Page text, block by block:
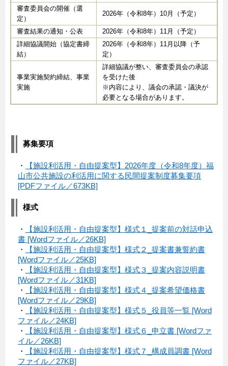
審査委員会の開催（選
定）
2026年（令和8年）10月（予定）
審査結果の通知・公表
2026年（令和8年）11月（予定）
詳細協議開始（協定書締
結）
2026年（令和8年）11月以降（予
定）
事業実施契約締結、事業
実施
詳細協議が整い、審査委員会の承認
を受けた後
※内容により、議会の承認・議決が
必要となる場合があります。
募集要項
・
【施設利活用・自由提案型】2026年度（令和8年度）福
山市公共施設の利活用に関する民間提案制度募集要項
[PDFファイル／673KB]
様式
・
【施設利活用・自由提案型】様式１_提案前の対話申込
書 [Wordファイル／26KB]
・
【施設利活用・自由提案型】様式２_提案書兼誓約書
[Wordファイル／25KB]
・
【施設利活用・自由提案型】様式３_提案内容説明書
[Wordファイル／31KB]
・
【施設利活用・自由提案型】様式４_提案希望価格書
[Wordファイル／29KB]
・
【施設利活用・自由提案型】様式５_役員等一覧 [Word
ファイル／24KB]
・
【施設利活用・自由提案型】様式６_申立書 [Wordファ
イル／26KB]
・
【施設利活用・自由提案型】様式７_構成員調書 [Word
ファイル／27KB]